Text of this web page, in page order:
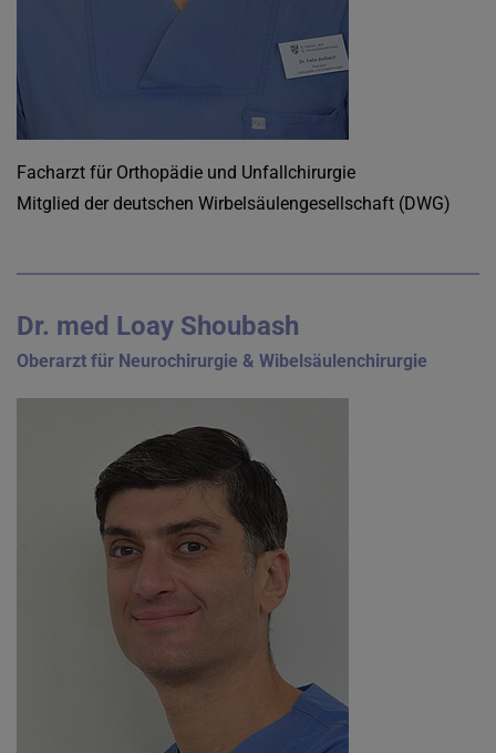
Facharzt für Orthopädie und Unfallchirurgie
Mitglied der deutschen Wirbelsäulengesellschaft (DWG)
Dr. med Loay Shoubash
Oberarzt für Neurochirurgie & Wibelsäulenchirurgie